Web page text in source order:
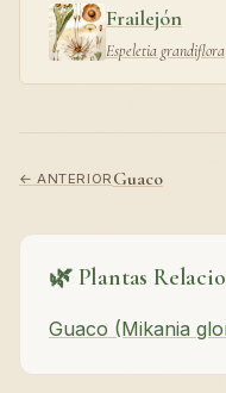
Frailejón
Espeletia grandiflora
← ANTERIOR Guaco
🌿 Plantas
Guaco (Mikania